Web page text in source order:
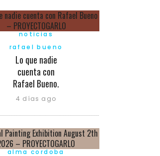
noticias
rafael bueno
Lo que nadie
cuenta con
Rafael Bueno.
4 días ago
alma cordoba